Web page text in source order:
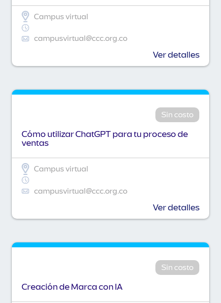
Campus virtual
campusvirtual@ccc.org.co
Ver detalles
Sin costo
Cómo utilizar ChatGPT para tu proceso de
ventas
Campus virtual
campusvirtual@ccc.org.co
Ver detalles
Sin costo
Creación de Marca con IA